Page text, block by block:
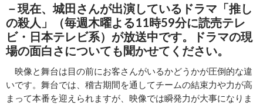
－現在、城田さんが出演しているドラマ「推し
の殺人」（毎週木曜よる11時59分に読売テレ
ビ・日本テレビ系）が放送中です。ドラマの現
場の面白さについても聞かせてください。
映像と舞台は目の前にお客さんがいるかどうかが圧倒的な違
いです。舞台では、稽古期間を通してチームの結束力や力が高
まって本番を迎えられますが、映像では瞬発力が大事になりま